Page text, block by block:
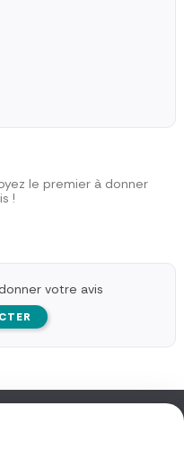
le premier à donner
!
votre avis